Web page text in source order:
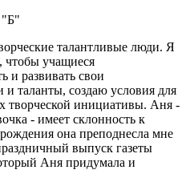
"Б"
талантливые люди. Я
чтобы учащиеся
и развивать свои
таланты, создаю условия для
творческой инициативы. Аня -
- имеет склонность к
она преподнесла мне
выпуск газеты
Аня придумала и